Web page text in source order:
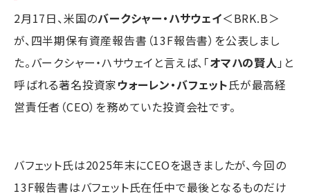
2月17日、米国のバークシャー・ハサウェイ＜BRK.B＞
が、四半期保有資産報告書（13F報告書）を公表しまし
た。バークシャー・ハサウェイと言えば、「オマハの賢人 」と
呼ばれる著名投資家ウォーレン・バフェット氏が最高経
営責任者（CEO）を務めていた投資会社です。
バフェット氏は2025年末にCEOを退きましたが、今回の
13F報告書はバフェット氏在任中で最後となるものだけ